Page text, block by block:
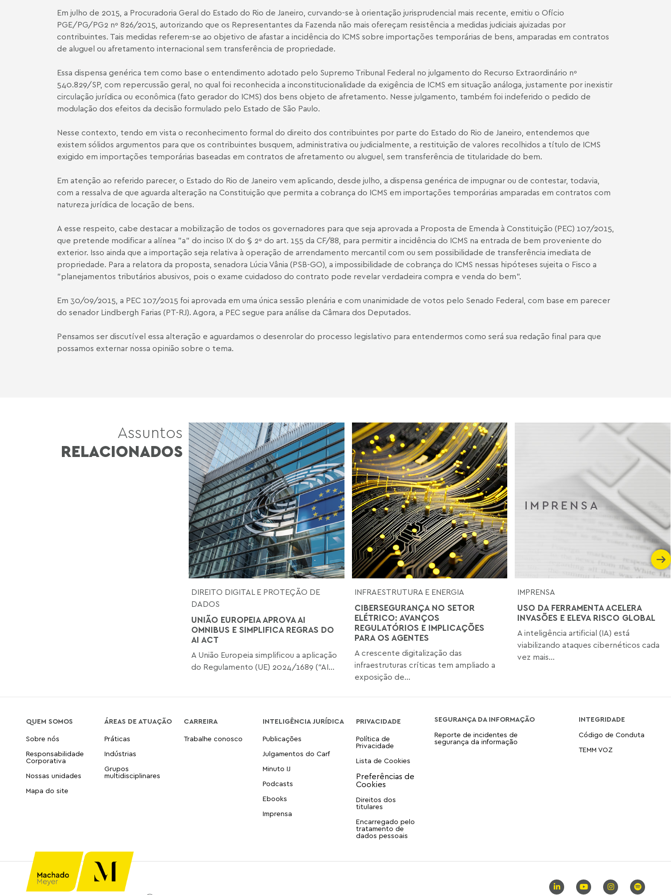
Em julho de 2015, a Procuradoria Geral do Estado do Rio de Janeiro, curvando-se à orientação jurisprudencial mais recente, emitiu o Ofício
PGE/PG/PG2 nº 826/2015, autorizando que os Representantes da Fazenda não mais ofereçam resistência a medidas judiciais ajuizadas por
contribuintes. Tais medidas referem-se ao objetivo de afastar a incidência do ICMS sobre importações temporárias de bens, amparadas em contratos
de aluguel ou afretamento internacional sem transferência de propriedade.
Essa dispensa genérica tem como base o entendimento adotado pelo Supremo Tribunal Federal no julgamento do Recurso Extraordinário nº
540.829/SP, com repercussão geral, no qual foi reconhecida a inconstitucionalidade da exigência de ICMS em situação análoga, justamente por inexistir
circulação jurídica ou econômica (fato gerador do ICMS) dos bens objeto de afretamento. Nesse julgamento, também foi indeferido o pedido de
modulação dos efeitos da decisão formulado pelo Estado de São Paulo.
Nesse contexto, tendo em vista o reconhecimento formal do direito dos contribuintes por parte do Estado do Rio de Janeiro, entendemos que
existem sólidos argumentos para que os contribuintes busquem, administrativa ou judicialmente, a restituição de valores recolhidos a título de ICMS
exigido em importações temporárias baseadas em contratos de afretamento ou aluguel, sem transferência de titularidade do bem.
Em atenção ao referido parecer, o Estado do Rio de Janeiro vem aplicando, desde julho, a dispensa genérica de impugnar ou de contestar, todavia,
com a ressalva de que aguarda alteração na Constituição que permita a cobrança do ICMS em importações temporárias amparadas em contratos com
natureza jurídica de locação de bens.
A esse respeito, cabe destacar a mobilização de todos os governadores para que seja aprovada a Proposta de Emenda à Constituição (PEC) 107/2015,
que pretende modificar a alínea "a" do inciso IX do § 2º do art. 155 da CF/88, para permitir a incidência do ICMS na entrada de bem proveniente do
exterior. Isso ainda que a importação seja relativa à operação de arrendamento mercantil com ou sem possibilidade de transferência imediata de
propriedade. Para a relatora da proposta, senadora Lúcia Vânia (PSB-GO), a impossibilidade de cobrança do ICMS nessas hipóteses sujeita o Fisco a
"planejamentos tributários abusivos, pois o exame cuidadoso do contrato pode revelar verdadeira compra e venda do bem".
Em 30/09/2015, a PEC 107/2015 foi aprovada em uma única sessão plenária e com unanimidade de votos pelo Senado Federal, com base em parecer
do senador Lindbergh Farias (PT-RJ). Agora, a PEC segue para análise da Câmara dos Deputados.
Pensamos ser discutível essa alteração e aguardamos o desenrolar do processo legislativo para entendermos como será sua redação final para que
possamos externar nossa opinião sobre o tema.
Assuntos
RELACIONADOS
DIREITO DIGITAL E PROTEÇÃO DE
DADOS
UNIÃO EUROPEIA APROVA AI
OMNIBUS E SIMPLIFICA REGRAS DO
AI ACT
A União Europeia simplificou a aplicação
do Regulamento (UE) 2024/1689 (“AI...
INFRAESTRUTURA E ENERGIA
CIBERSEGURANÇA NO SETOR
ELÉTRICO: AVANÇOS
REGULATÓRIOS E IMPLICAÇÕES
PARA OS AGENTES
A crescente digitalização das
infraestruturas críticas tem ampliado a
exposição de...
IMPRENSA
USO DA FERRAMENTA ACELERA
INVASÕES E ELEVA RISCO GLOBAL
A inteligência artificial (IA) está
viabilizando ataques cibernéticos cada
vez mais...
QUEM SOMOS
Sobre nós
Responsabilidade
Corporativa
Nossas unidades
Mapa do site
ÁREAS DE ATUAÇÃO
Práticas
Indústrias
Grupos
multidisciplinares
CARREIRA
Trabalhe conosco
INTELIGÊNCIA JURÍDICA
Publicações
Julgamentos do Carf
Minuto IJ
Podcasts
Ebooks
Imprensa
PRIVACIDADE
Política de
Privacidade
Lista de Cookies
Direitos dos
titulares
Encarregado pelo
tratamento de
dados pessoais
SEGURANÇA DA INFORMAÇÃO
Reporte de incidentes de
segurança da informação
INTEGRIDADE
Código de Conduta
TEMM VOZ